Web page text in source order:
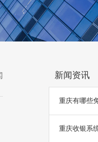
新闻资讯
重庆有哪些
重庆收银系